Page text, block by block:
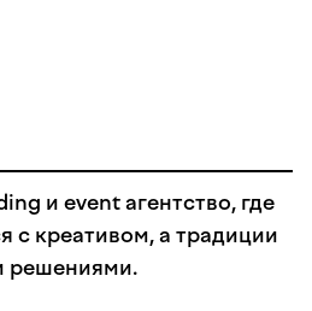
и event агентство, где
с креативом, а традиции
решениями.